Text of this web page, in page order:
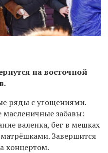
на восточной
ряды с угощениями.
забавы:
валенка, бег в мешках
Завершится
концертом.